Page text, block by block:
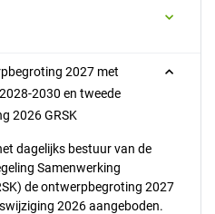
2027 met
2030 en tweede
2026 GRSK
dagelijks bestuur van de
Samenwerking
de ontwerpbegroting 2027
2026 aangeboden.